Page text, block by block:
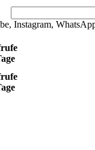
Instagram,